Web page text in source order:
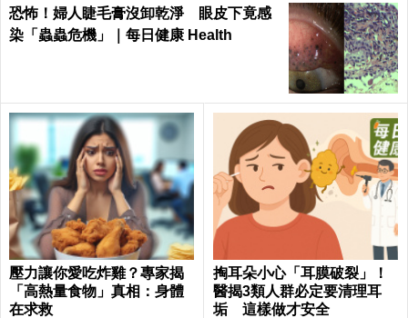
化療免驚啦！60歲婦人罹患乳癌，化療期間多補一
物，完全康復又零副作用｜每日健康 Health
腎絲球局部硬化就終身洗腎？江守山：第五期好好
控制仍可逆轉
運動完不能馬上喝水？藥師分析誘發「低血鈉」和
「水中毒」的兩大原因
「多囊性卵巢症候群」嚴重恐導致不孕、易流產！
「五種族群」應提高警戒｜每日健康